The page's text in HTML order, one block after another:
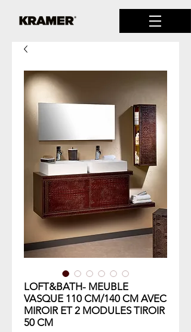
LOFT&BATH- MEUBLE
VASQUE 110 CM/140 CM AVEC
MIROIR ET 2 MODULES TIROIR
50 CM